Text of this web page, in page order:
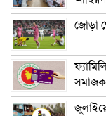
জোড়া